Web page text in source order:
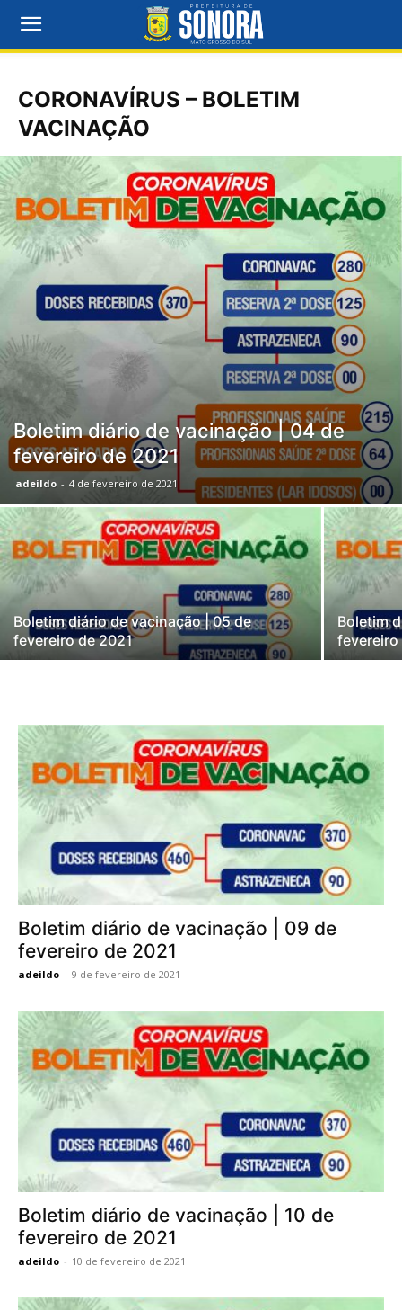
CORONAVÍRUS – BOLETIM
VACINAÇÃO
Boletim diário de vacinação | 04 de
fevereiro de 2021
adeildo - 4 de fevereiro de 2021
Boletim diário de vacinação | 05 de
fevereiro de 2021
Boletim
fevereiro
Boletim diário de vacinação | 09 de
fevereiro de 2021
adeildo - 9 de fevereiro de 2021
Boletim diário de vacinação | 10 de
fevereiro de 2021
adeildo - 10 de fevereiro de 2021